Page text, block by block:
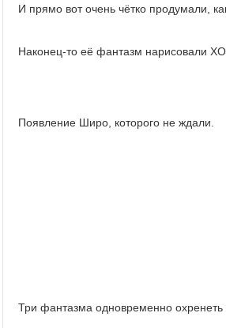
И прямо вот очень чётко продумали,
Наконец-то её фантазм нарисовали
Появление Широ, которого не ждали.
Три фантазма одновременно охренеть